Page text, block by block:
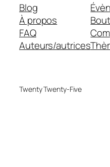
Blog
À propos
FAQ
Auteurs/autrices
Twenty Twenty-Five